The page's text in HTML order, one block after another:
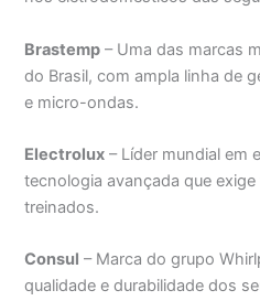
Brastemp – Uma das marcas
do Brasil, com ampla linha de
e micro-ondas.
Electrolux – Líder mundial em
tecnologia avançada que
treinados.
Consul – Marca do grupo
qualidade e durabilidade dos